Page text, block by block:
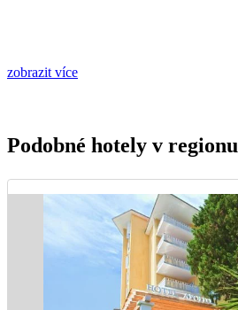
zobrazit více
Podobné hotely v regionu